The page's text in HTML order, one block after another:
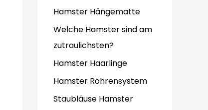
Hamster Hängematte
Welche Hamster sind am
zutraulichsten?
Hamster Haarlinge
Hamster Röhrensystem
Staubläuse Hamster